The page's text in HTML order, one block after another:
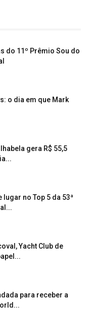
do 11º Prêmio Sou do
o dia em que Mark
gera R$ 55,5
no Top 5 da 53ª
Yacht Club de
para receber a